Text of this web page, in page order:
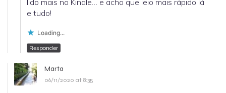
e tudo!
Loading...
Responder
Marta
06/11/2020 at 8:35